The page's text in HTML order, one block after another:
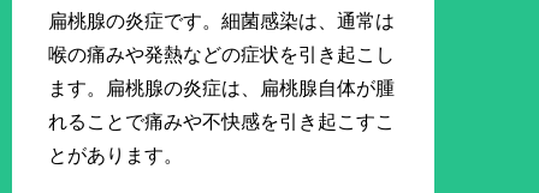
扁桃腺の炎症です。細菌感染は、通常は
喉の痛みや発熱などの症状を引き起こし
ます。扁桃腺の炎症は、扁桃腺自体が腫
れることで痛みや不快感を引き起こすこ
とがあります。